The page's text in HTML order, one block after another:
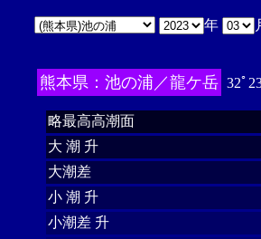
年
熊本県：池の浦／龍ケ岳 32ﾟ
略最高高潮面
大 潮 升
大潮差
小 潮 升
小潮差 升